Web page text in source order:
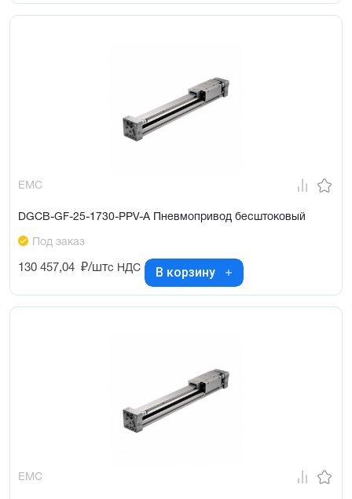
EMC
DGCB-GF-25-1730-PPV-A Пневмопривод бесштоковый
Под заказ
130 457,04 ₽/штс НДС В корзину
EMC